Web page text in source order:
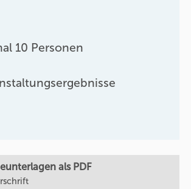
als PDF
10 Personen